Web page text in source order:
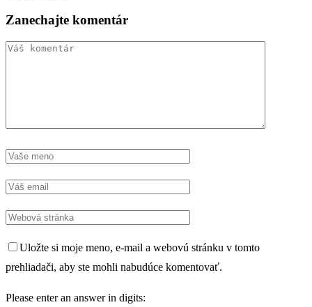
Zanechajte komentár
Uložte si moje meno, e-mail a webovú stránku v tomto
prehliadači, aby ste mohli nabudúce komentovať.
Please enter an answer in digits: